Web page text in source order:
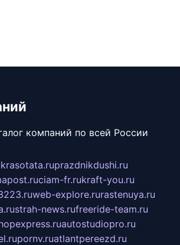
компаний по всей России
krasotata.ruprazdnikdushi.ru
ciam-fr.rukraft-you.ru
web-explore.rurastenuya.ru
strah-news.rufreeride-team.ru
autostudiopro.ru
pornv.ruatlantpereezd.ru